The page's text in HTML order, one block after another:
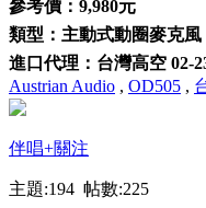
參考價：9,980元
類型：主動式動圈麥克風
進口代理：台灣高空 02-
Austrian Audio , OD505 ,
伴唱+關注
主題:194 帖數:225